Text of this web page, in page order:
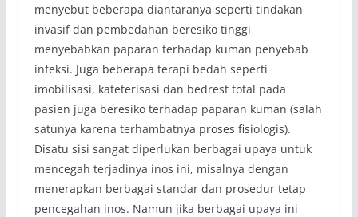
menyebut beberapa diantaranya seperti tindakan
invasif dan pembedahan beresiko tinggi
menyebabkan paparan terhadap kuman penyebab
infeksi. Juga beberapa terapi bedah seperti
imobilisasi, kateterisasi dan bedrest total pada
pasien juga beresiko terhadap paparan kuman (salah
satunya karena terhambatnya proses fisiologis).
Disatu sisi sangat diperlukan berbagai upaya untuk
mencegah terjadinya inos ini, misalnya dengan
menerapkan berbagai standar dan prosedur tetap
pencegahan inos. Namun jika berbagai upaya ini